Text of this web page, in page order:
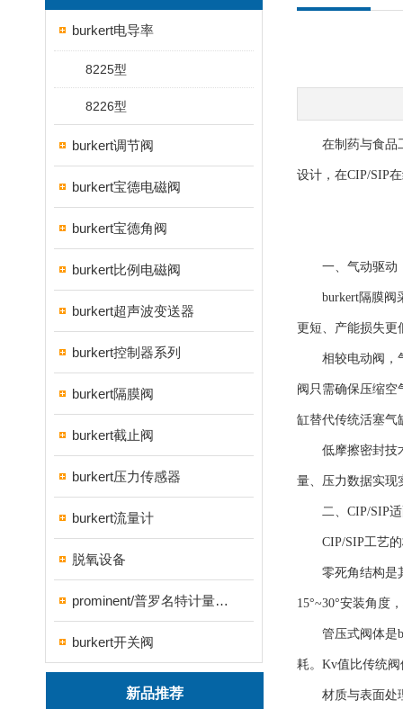
burkert电导率
8225型
8226型
burkert调节阀
burkert宝德电磁阀
burkert宝德角阀
burkert比例电磁阀
burkert超声波变送器
burkert控制器系列
burkert隔膜阀
burkert截止阀
burkert压力传感器
burkert流量计
脱氧设备
prominent/普罗名特计量泵系列
burkert开关阀
新品推荐
在制药与食品工
设计，在CIP/SIP
一、气动驱动
burkert隔膜阀采
更短、产能损失更
相较电动阀，气
阀只需确保压缩空
缸替代传统活塞气
低摩擦密封技术
量、压力数据实现
二、CIP/SIP适
CIP/SIP工艺的
零死角结构是其
15°~30°安装角度
管压式阀体是
耗。Kv值比传统
材质与表面处理